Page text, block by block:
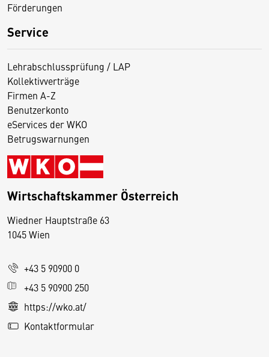
Förderungen
Service
Lehrabschlussprüfung / LAP
Kollektivverträge
Firmen A-Z
Benutzerkonto
eServices der WKO
Betrugswarnungen
Wirtschaftskammer Österreich
Wiedner Hauptstraße 63
1045 Wien
+43 5 90900 0
+43 5 90900 250
https://wko.at/
Kontaktformular
D
s
e
S
e